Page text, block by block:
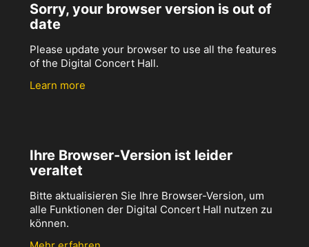
Sorry, your browser version is out of
date
Please update your browser to use all the features
of the Digital Concert Hall.
Learn more
Ihre Browser-Version ist leider
veraltet
Bitte aktualisieren Sie Ihre Browser-Version, um
alle Funktionen der Digital Concert Hall nutzen zu
können.